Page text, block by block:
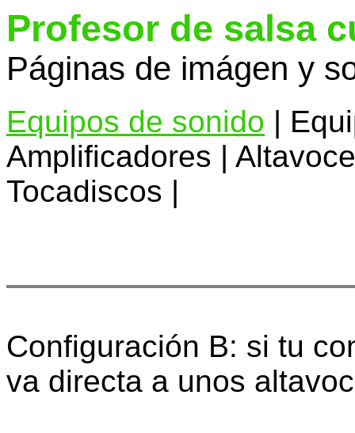
Profesor de salsa
Páginas de imágen y
Equipos de sonido |
Amplificadores |
Tocadiscos |
Configuración B: si tu
va directa a unos